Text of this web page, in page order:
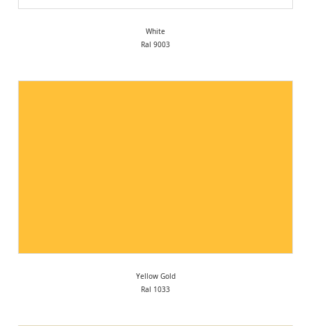
White
Ral 9003
Yellow Gold
Ral 1033